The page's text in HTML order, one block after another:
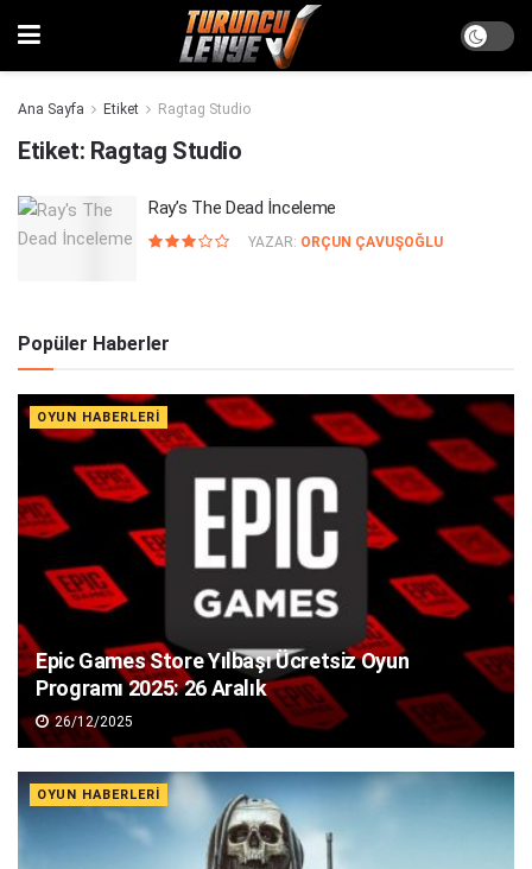
Ana Sayfa Etiket Ragtag Studio
Etiket: Ragtag Studio
Ray’s The Dead İnceleme
YAZAR: ORÇUN ÇAVUŞOĞLU
Popüler Haberler
OYUN HABERLERI
Epic Games Store Yılbaşı Ücretsiz Oyun
Programı 2025: 26 Aralık
26/12/2025
OYUN HABERLERI